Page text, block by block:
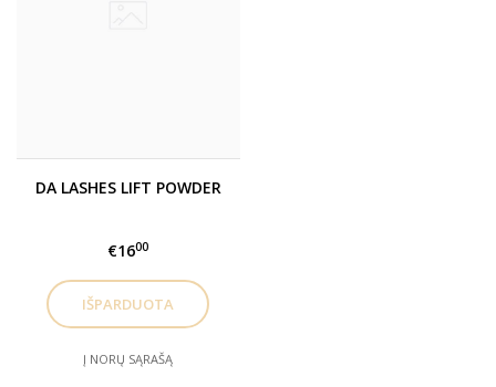
DA LASHES LIFT POWDER
€1600
Į NORŲ SĄRAŠĄ